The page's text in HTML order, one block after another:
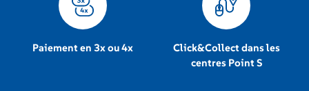
Paiement en 3x ou 4x
Click&Collect dans les
centres Point S